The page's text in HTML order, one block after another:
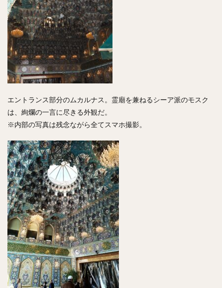
エントランス部分のムカルナス。霊廟を兼ねるシーア派のモスク
は、絢爛の一言に尽きる外観だ。
※内部の写真は残念ながら全てスマホ撮影。